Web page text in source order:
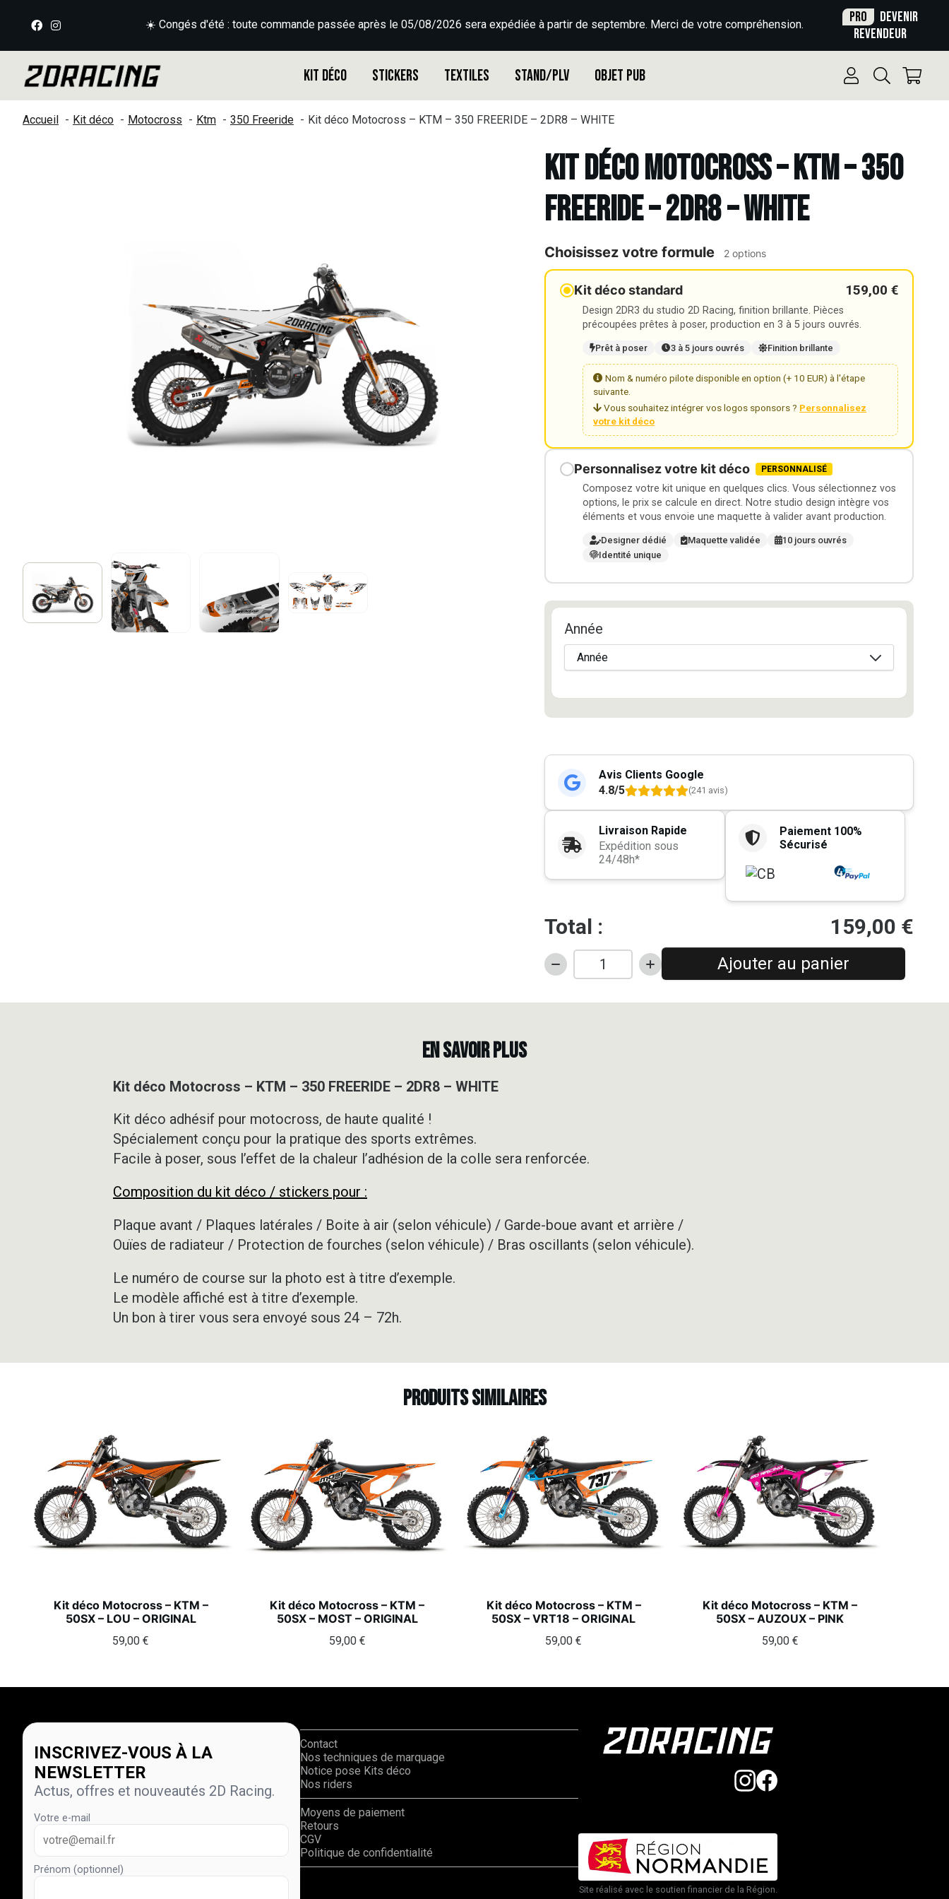
☀️ Congés d'été : toute commande passée après le 05/08/2026 sera expédiée à partir de septembre. Merci de votre compréhension. Pro
Devenir
revendeur
Kit déco Stickers Textiles Stand/PLV Objet Pub
Accueil Kit déco Motocross Ktm 350 Freeride Kit déco Motocross – KTM – 350 FREERIDE – 2DR8 – WHITE
Kit déco Motocross – KTM – 350
FREERIDE – 2DR8 – WHITE
Choisissez votre formule 2 options
Kit déco standard 159,00 €
Design 2DR3 du studio 2D Racing, finition brillante. Pièces
précoupées prêtes à poser, production en 3 à 5 jours ouvrés.
Prêt à poser 3 à 5 jours ouvrés Finition brillante
Nom & numéro pilote disponible en option (+ 10 EUR) à l'étape
suivante.
Vous souhaitez intégrer vos logos sponsors ? Personnalisez
votre kit déco
Personnalisez votre kit déco PERSONNALISÉ
Composez votre kit unique en quelques clics. Vous sélectionnez vos
options, le prix se calcule en direct. Notre studio design intègre vos
éléments et vous envoie une maquette à valider avant production.
Designer dédié Maquette validée
10 jours ouvrés
Identité unique
Année
Avis Clients Google
4.8/5
(241 avis)
Livraison Rapide
Expédition sous
24/48h*
Paiement 100%
Sécurisé
Total : 159,00 €
quantité
Kit
2DR8
Ajouter au panier
EN SAVOIR PLUS
Kit déco Motocross – KTM – 350 FREERIDE – 2DR8 – WHITE
Kit déco adhésif pour motocross, de haute qualité !
Spécialement conçu pour la pratique des sports extrêmes.
Facile à poser, sous l’effet de la chaleur l’adhésion de la colle sera renforcée.
Composition du kit déco / stickers pour :
Plaque avant / Plaques latérales / Boite à air (selon véhicule) / Garde-boue avant et arrière /
Ouïes de radiateur / Protection de fourches (selon véhicule) / Bras oscillants (selon véhicule).
Le numéro de course sur la photo est à titre d’exemple.
Le modèle affiché est à titre d’exemple.
Un bon à tirer vous sera envoyé sous 24 – 72h.
Produits similaires
Kit déco Motocross – KTM –
50SX – LOU – ORIGINAL
59,00€
Kit déco Motocross – KTM –
50SX – MOST – ORIGINAL
59,00 €
Kit déco Motocross – KTM –
50SX – VRT18 – ORIGINAL
59,00€
Kit déco Motocross – KTM –
50SX – AUZOUX – PINK
59,00 €
INSCRIVEZ-VOUS À LA
NEWSLETTER
Actus, offres et nouveautés 2D Racing.
Votre e-mail
Prénom (optionnel)
Contact
Nos techniques de marquage
Notice pose Kits déco
Nos riders
Moyens de paiement
Retours
CGV
Politique de confidentialité
Site réalisé avec le soutien financier de la Région.